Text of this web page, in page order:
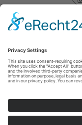
Sauerland-